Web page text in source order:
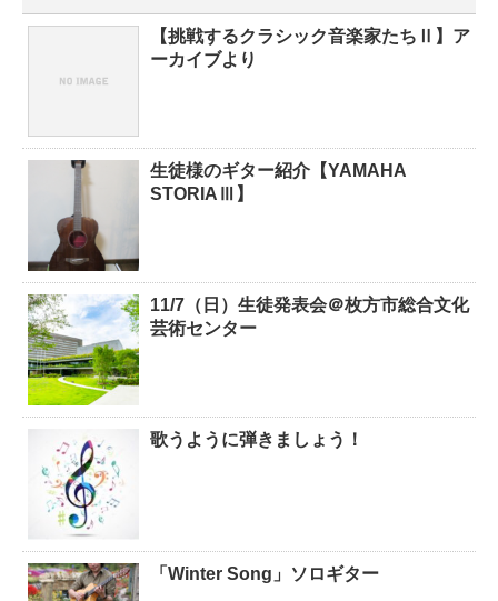
【挑戦するクラシック音楽家たちⅡ】ア
ーカイブより
生徒様のギター紹介【YAMAHA
STORIAⅢ】
11/7（日）生徒発表会＠枚方市総合文化
芸術センター
歌うように弾きましょう！
「Winter Song」ソロギター